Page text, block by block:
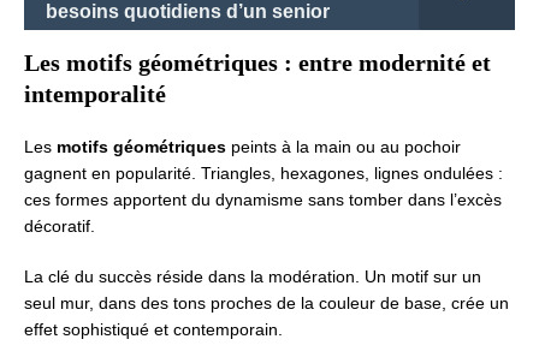
besoins quotidiens d’un senior
Les motifs géométriques : entre modernité et
intemporalité
Les motifs géométriques peints à la main ou au pochoir
gagnent en popularité. Triangles, hexagones, lignes ondulées :
ces formes apportent du dynamisme sans tomber dans l’excès
décoratif.
La clé du succès réside dans la modération. Un motif sur un
seul mur, dans des tons proches de la couleur de base, crée un
effet sophistiqué et contemporain.